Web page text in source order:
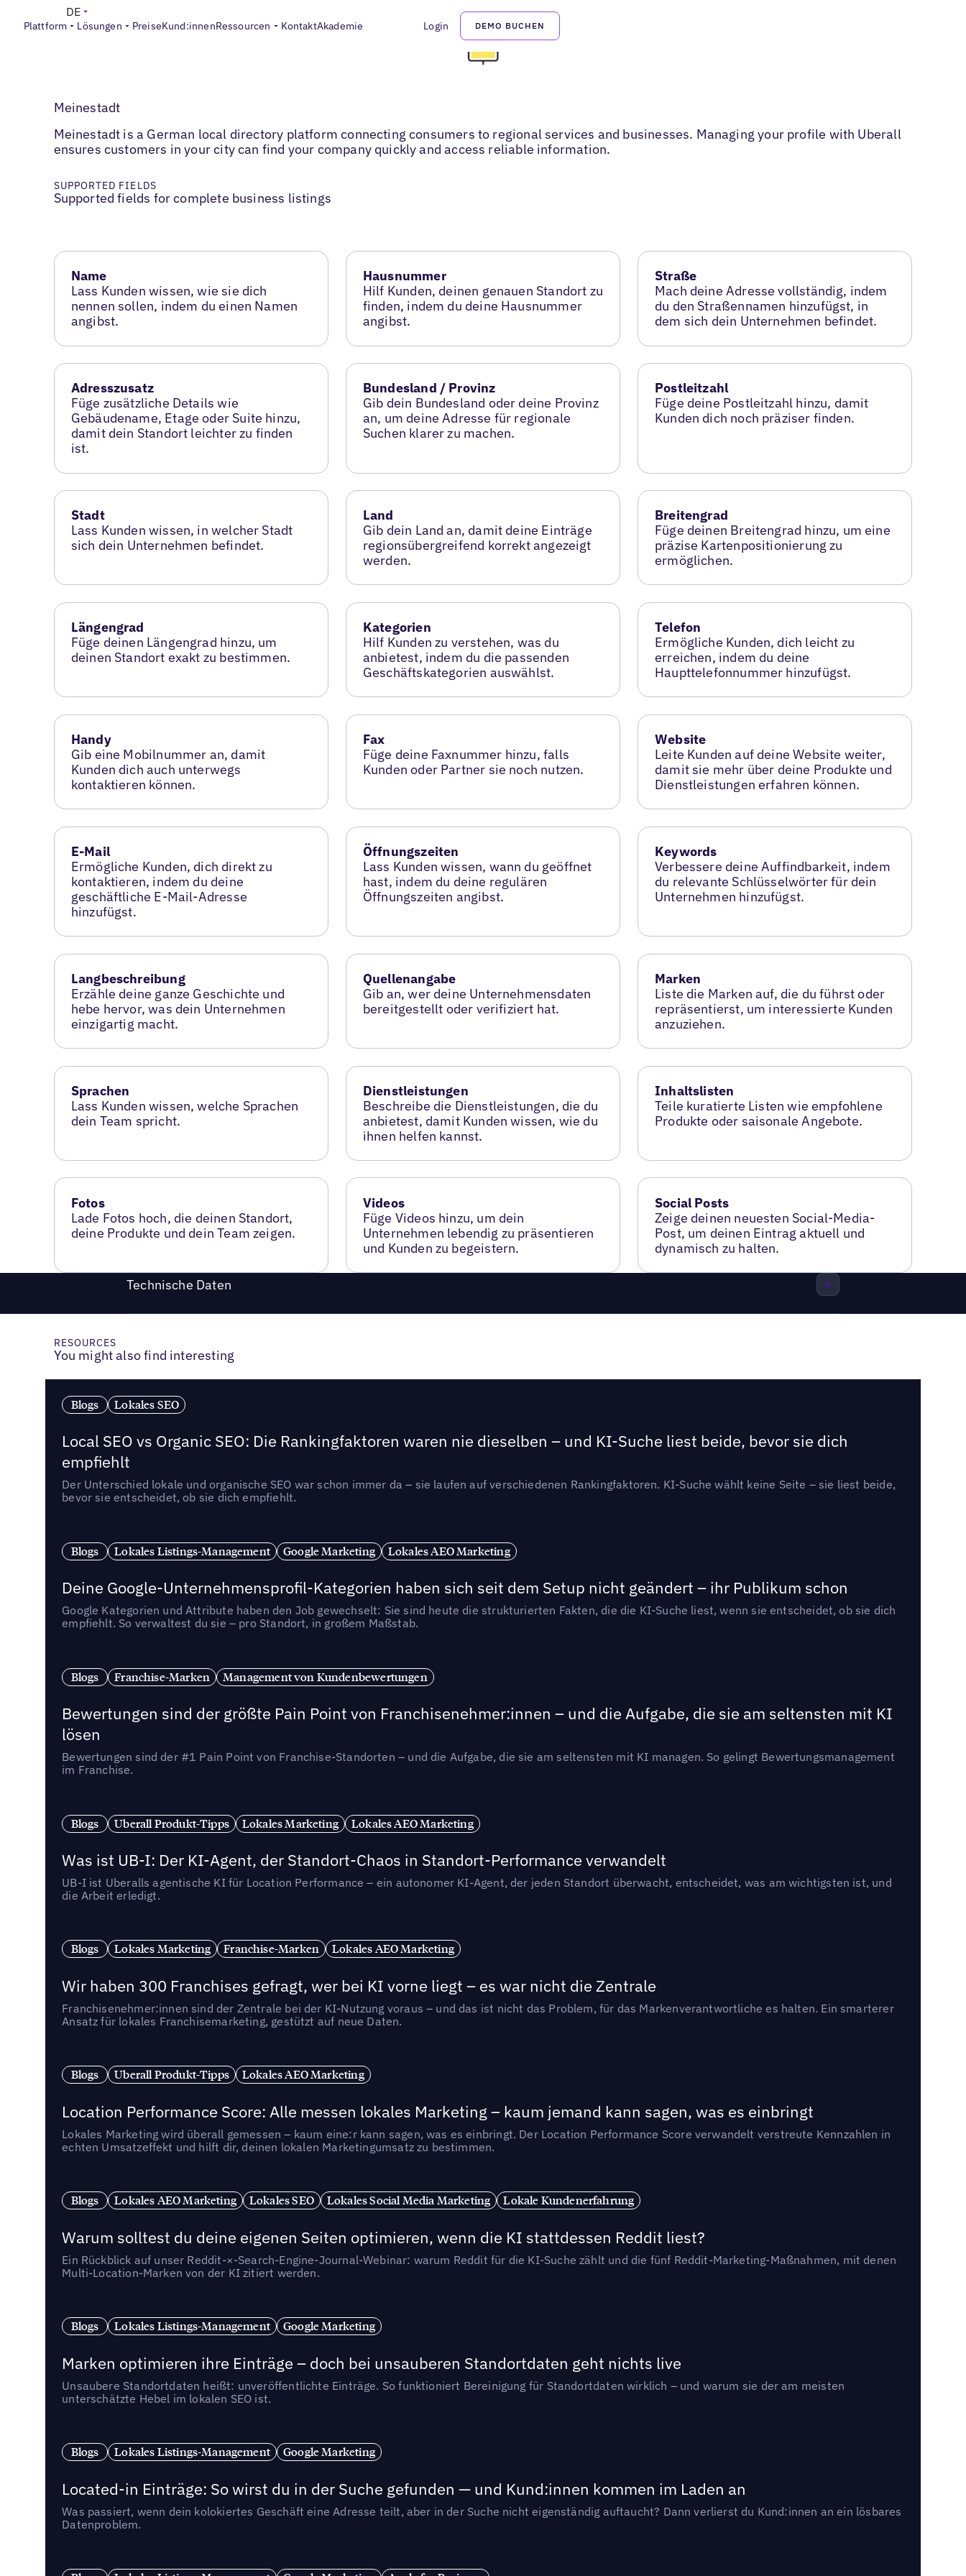
Plattform Lösungen PreiseKund:innenRessourcen KontaktAkademie Login DEMO BUCHEN
DE
Meinestadt
Meinestadt is a German local directory platform connecting consumers to regional services and businesses. Managing your profile with Uberall
ensures customers in your city can find your company quickly and access reliable information.
SUPPORTED FIELDS
Supported fields for complete business listings
Name
Lass Kunden wissen, wie sie dich
nennen sollen, indem du einen Namen
angibst.
Hausnummer
Hilf Kunden, deinen genauen Standort zu
finden, indem du deine Hausnummer
angibst.
Straße
Mach deine Adresse vollständig, indem
du den Straßennamen hinzufügst, in
dem sich dein Unternehmen befindet.
Adresszusatz
Füge zusätzliche Details wie
Gebäudename, Etage oder Suite hinzu,
damit dein Standort leichter zu finden
ist.
Bundesland / Provinz
Gib dein Bundesland oder deine Provinz
an, um deine Adresse für regionale
Suchen klarer zu machen.
Postleitzahl
Füge deine Postleitzahl hinzu, damit
Kunden dich noch präziser finden.
Stadt
Lass Kunden wissen, in welcher Stadt
sich dein Unternehmen befindet.
Land
Gib dein Land an, damit deine Einträge
regionsübergreifend korrekt angezeigt
werden.
Breitengrad
Füge deinen Breitengrad hinzu, um eine
präzise Kartenpositionierung zu
ermöglichen.
Längengrad
Füge deinen Längengrad hinzu, um
deinen Standort exakt zu bestimmen.
Kategorien
Hilf Kunden zu verstehen, was du
anbietest, indem du die passenden
Geschäftskategorien auswählst.
Telefon
Ermögliche Kunden, dich leicht zu
erreichen, indem du deine
Haupttelefonnummer hinzufügst.
Handy
Gib eine Mobilnummer an, damit
Kunden dich auch unterwegs
kontaktieren können.
Fax
Füge deine Faxnummer hinzu, falls
Kunden oder Partner sie noch nutzen.
Website
Leite Kunden auf deine Website weiter,
damit sie mehr über deine Produkte und
Dienstleistungen erfahren können.
E-Mail
Ermögliche Kunden, dich direkt zu
kontaktieren, indem du deine
geschäftliche E-Mail-Adresse
hinzufügst.
Öffnungszeiten
Lass Kunden wissen, wann du geöffnet
hast, indem du deine regulären
Öffnungszeiten angibst.
Keywords
Verbessere deine Auffindbarkeit, indem
du relevante Schlüsselwörter für dein
Unternehmen hinzufügst.
Langbeschreibung
Erzähle deine ganze Geschichte und
hebe hervor, was dein Unternehmen
einzigartig macht.
Quellenangabe
Gib an, wer deine Unternehmensdaten
bereitgestellt oder verifiziert hat.
Marken
Liste die Marken auf, die du führst oder
repräsentierst, um interessierte Kunden
anzuziehen.
Sprachen
Lass Kunden wissen, welche Sprachen
dein Team spricht.
Dienstleistungen
Beschreibe die Dienstleistungen, die du
anbietest, damit Kunden wissen, wie du
ihnen helfen kannst.
Inhaltslisten
Teile kuratierte Listen wie empfohlene
Produkte oder saisonale Angebote.
Fotos
Lade Fotos hoch, die deinen Standort,
deine Produkte und dein Team zeigen.
Videos
Füge Videos hinzu, um dein
Unternehmen lebendig zu präsentieren
und Kunden zu begeistern.
Social Posts
Zeige deinen neuesten Social-Media-
Post, um deinen Eintrag aktuell und
dynamisch zu halten.
Technische Daten
RESOURCES
You might also find interesting
Blogs Lokales SEO
Local SEO vs Organic SEO: Die Rankingfaktoren waren nie dieselben – und KI-Suche liest beide, bevor sie dich
empfiehlt
Der Unterschied lokale und organische SEO war schon immer da – sie laufen auf verschiedenen Rankingfaktoren. KI-Suche wählt keine Seite – sie liest beide,
bevor sie entscheidet, ob sie dich empfiehlt.
Blogs Lokales Listings-Management Google Marketing Lokales AEO Marketing
Deine Google-Unternehmensprofil-Kategorien haben sich seit dem Setup nicht geändert – ihr Publikum schon
Google Kategorien und Attribute haben den Job gewechselt: Sie sind heute die strukturierten Fakten, die die KI-Suche liest, wenn sie entscheidet, ob sie dich
empfiehlt. So verwaltest du sie – pro Standort, in großem Maßstab.
Blogs Franchise-Marken Management von Kundenbewertungen
Bewertungen sind der größte Pain Point von Franchisenehmer:innen – und die Aufgabe, die sie am seltensten mit KI
lösen
Bewertungen sind der #1 Pain Point von Franchise-Standorten – und die Aufgabe, die sie am seltensten mit KI managen. So gelingt Bewertungsmanagement
im Franchise.
Blogs Uberall Produkt-Tipps Lokales Marketing Lokales AEO Marketing
Was ist UB-I: Der KI-Agent, der Standort-Chaos in Standort-Performance verwandelt
UB-I ist Uberalls agentische KI für Location Performance – ein autonomer KI-Agent, der jeden Standort überwacht, entscheidet, was am wichtigsten ist, und
die Arbeit erledigt.
Blogs Lokales Marketing Franchise-Marken Lokales AEO Marketing
Wir haben 300 Franchises gefragt, wer bei KI vorne liegt – es war nicht die Zentrale
Franchisenehmer:innen sind der Zentrale bei der KI-Nutzung voraus – und das ist nicht das Problem, für das Markenverantwortliche es halten. Ein smarterer
Ansatz für lokales Franchisemarketing, gestützt auf neue Daten.
Blogs Uberall Produkt-Tipps Lokales AEO Marketing
Location Performance Score: Alle messen lokales Marketing – kaum jemand kann sagen, was es einbringt
Lokales Marketing wird überall gemessen – kaum eine:r kann sagen, was es einbringt. Der Location Performance Score verwandelt verstreute Kennzahlen in
echten Umsatzeffekt und hilft dir, deinen lokalen Marketingumsatz zu bestimmen.
Blogs Lokales AEO Marketing Lokales SEO Lokales Social Media Marketing Lokale Kundenerfahrung
Warum solltest du deine eigenen Seiten optimieren, wenn die KI stattdessen Reddit liest?
Ein Rückblick auf unser Reddit-×-Search-Engine-Journal-Webinar: warum Reddit für die KI-Suche zählt und die fünf Reddit-Marketing-Maßnahmen, mit denen
Multi-Location-Marken von der KI zitiert werden.
Blogs Lokales Listings-Management Google Marketing
Marken optimieren ihre Einträge – doch bei unsauberen Standortdaten geht nichts live
Unsaubere Standortdaten heißt: unveröffentlichte Einträge. So funktioniert Bereinigung für Standortdaten wirklich – und warum sie der am meisten
unterschätzte Hebel im lokalen SEO ist.
Blogs Lokales Listings-Management Google Marketing
Located-in Einträge: So wirst du in der Suche gefunden — und Kund:innen kommen im Laden an
Was passiert, wenn dein kolokiertes Geschäft eine Adresse teilt, aber in der Suche nicht eigenständig auftaucht? Dann verlierst du Kund:innen an ein lösbares
Datenproblem.